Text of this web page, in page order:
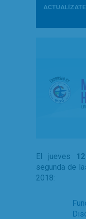
ACTUALÍZATE
El jueves
segunda de
2018: